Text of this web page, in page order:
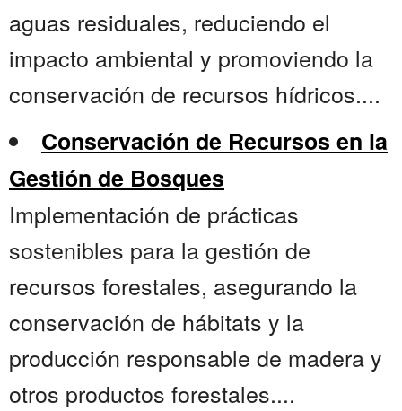
aguas residuales, reduciendo el
impacto ambiental y promoviendo la
conservación de recursos hídricos....
Conservación de Recursos en la
Gestión de Bosques
Implementación de prácticas
sostenibles para la gestión de
recursos forestales, asegurando la
conservación de hábitats y la
producción responsable de madera y
otros productos forestales....